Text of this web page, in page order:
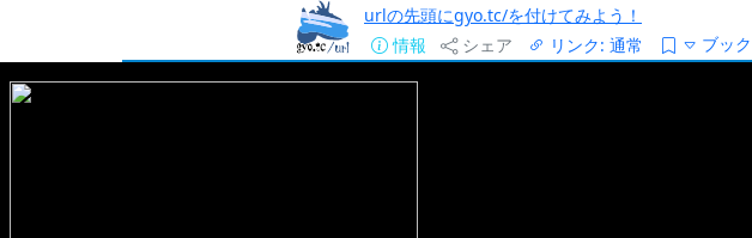
urlの先頭にgyo.tc/を付けてみよう！
情報
シェア リンク: 通常 ブッ